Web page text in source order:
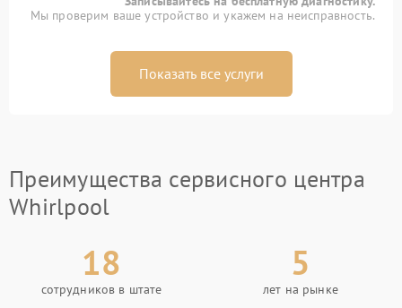
Мы проверим ваше устройство и укажем на неисправность.
Показать все услуги
Преимущества сервисного центра
Whirlpool
18
сотрудников в штате
5
лет на рынке